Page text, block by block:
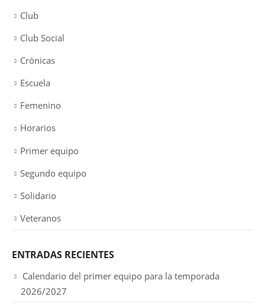
Club
Club Social
Crónicas
Escuela
Femenino
Horarios
Primer equipo
Segundo equipo
Solidario
Veteranos
ENTRADAS RECIENTES
Calendario del primer equipo para la temporada
2026/2027